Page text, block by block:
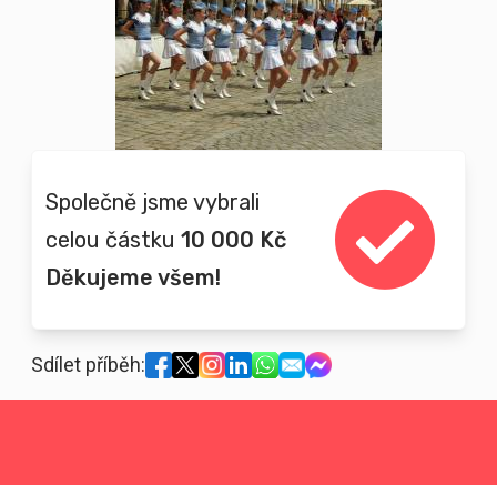
Společně jsme vybrali
celou částku 10 000 Kč
Děkujeme všem!
Sdílet příběh: